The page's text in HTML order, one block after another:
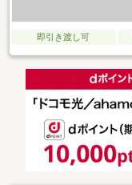
即引き渡し可